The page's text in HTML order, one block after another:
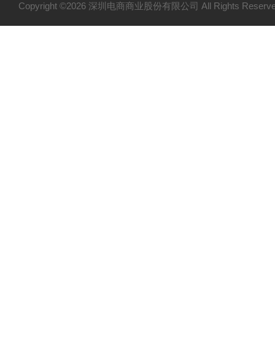
Copyright ©2026 深圳电商商业股份有限公司 All Rights